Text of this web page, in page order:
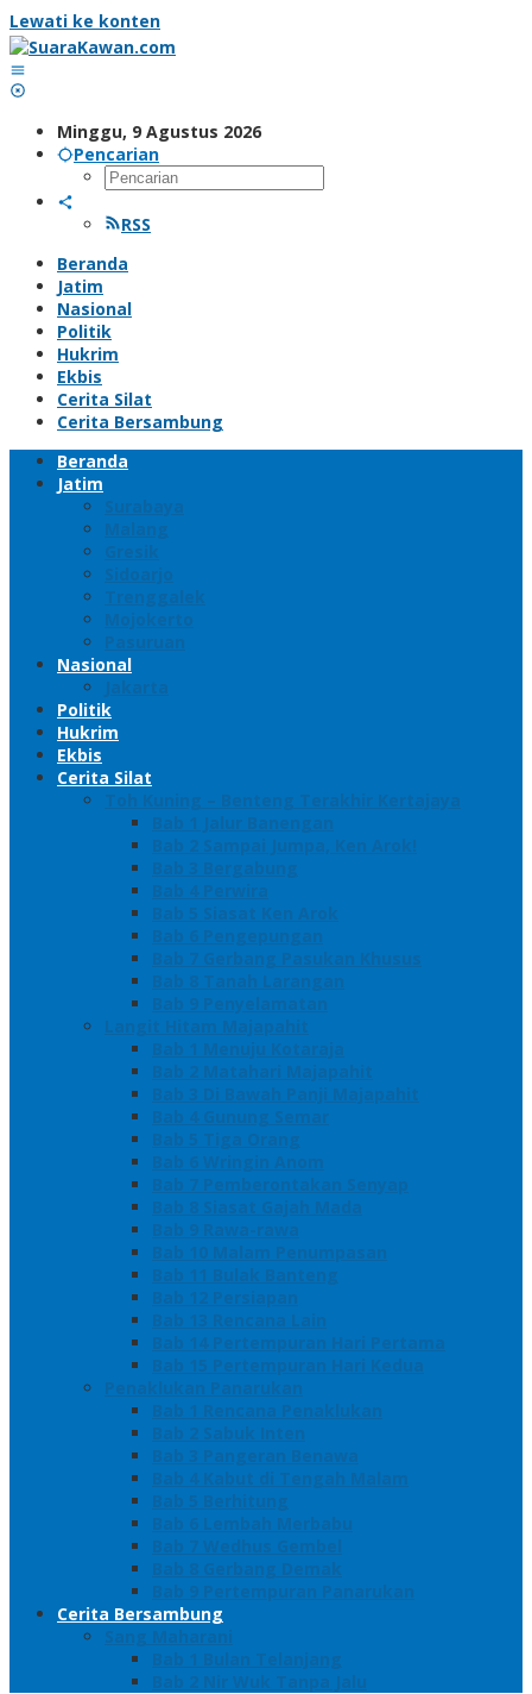
Lewati ke konten
Minggu, 9 Agustus 2026
Pencarian
RSS
Beranda
Jatim
Nasional
Politik
Hukrim
Ekbis
Cerita Silat
Cerita Bersambung
Beranda
Jatim
Surabaya
Malang
Gresik
Sidoarjo
Trenggalek
Mojokerto
Pasuruan
Nasional
Jakarta
Politik
Hukrim
Ekbis
Cerita Silat
Toh Kuning – Benteng Terakhir Kertajaya
Bab 1 Jalur Banengan
Bab 2 Sampai Jumpa, Ken Arok!
Bab 3 Bergabung
Bab 4 Perwira
Bab 5 Siasat Ken Arok
Bab 6 Pengepungan
Bab 7 Gerbang Pasukan Khusus
Bab 8 Tanah Larangan
Bab 9 Penyelamatan
Langit Hitam Majapahit
Bab 1 Menuju Kotaraja
Bab 2 Matahari Majapahit
Bab 3 Di Bawah Panji Majapahit
Bab 4 Gunung Semar
Bab 5 Tiga Orang
Bab 6 Wringin Anom
Bab 7 Pemberontakan Senyap
Bab 8 Siasat Gajah Mada
Bab 9 Rawa-rawa
Bab 10 Malam Penumpasan
Bab 11 Bulak Banteng
Bab 12 Persiapan
Bab 13 Rencana Lain
Bab 14 Pertempuran Hari Pertama
Bab 15 Pertempuran Hari Kedua
Penaklukan Panarukan
Bab 1 Rencana Penaklukan
Bab 2 Sabuk Inten
Bab 3 Pangeran Benawa
Bab 4 Kabut di Tengah Malam
Bab 5 Berhitung
Bab 6 Lembah Merbabu
Bab 7 Wedhus Gembel
Bab 8 Gerbang Demak
Bab 9 Pertempuran Panarukan
Cerita Bersambung
Sang Maharani
Bab 1 Bulan Telanjang
Bab 2 Nir Wuk Tanpa Jalu